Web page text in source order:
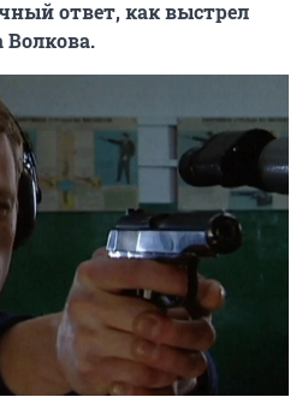
ответ, как выстрел
Волкова.